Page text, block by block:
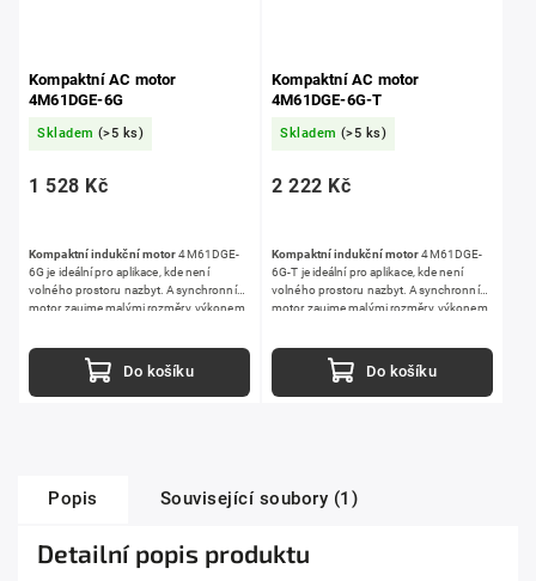
Kompaktní AC motor
4M61DGE-6G
Skladem (>5 ks)
1 528 Kč
Do košíku
Kompaktní indukční motor4M61DGE-
6G je ideální pro aplikace, kde není
volného prostoru nazbyt. Asynchronní
motor zaujme malými rozměry, výkonem
Kompaktní AC motor
4M61DGE-6G-T
Skladem (>5 ks)
2 222 Kč
Do košíku
Kompaktní indukční motor4M61DGE-
6G-T je ideální pro aplikace, kde není
volného prostoru nazbyt. Asynchronní
motor zaujme malými rozměry, výkonem
Popis Související soubory (1)
Detailní popis produktu